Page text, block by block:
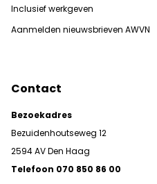
Inclusief werkgeven
Aanmelden nieuwsbrieven AWVN
Contact
Bezoekadres
Bezuidenhoutseweg 12
2594 AV Den Haag
Telefoon 070 850 86 00